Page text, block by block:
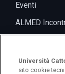
Eventi
ALMED
Università
sito cookie